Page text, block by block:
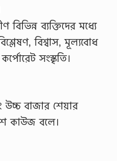
বিভিন্ন ব্যক্তিদের মধ্যে
বিশ্বাস, মূল্যবোধ
সংস্কৃতি।
উচ্চ বাজার শেয়ার
কাউজ বলে।